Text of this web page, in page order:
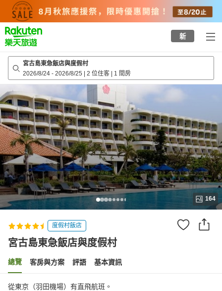
top
page
新
宮古島東急飯店與度假村
2026/8/24 - 2026/8/25 | 2 位住客 | 1 間房
164
度假村飯店
宮古島東急飯店與度假村
總覽 客房與方案 評語 基本資訊
從東京（羽田機場）有直飛航班。